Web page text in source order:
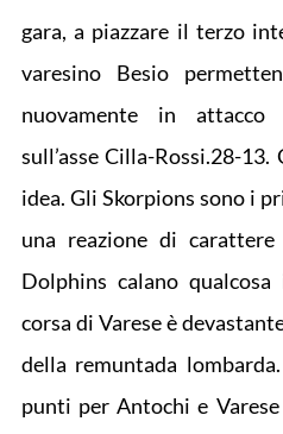
gara, a piazzare il terzo
varesino Besio
nuovamente in attacco
sull’asse Cilla-Rossi.28-
idea. Gli Skorpions sono i
una reazione di
Dolphins calano
corsa di Varese è
della remuntada
punti per Antochi e